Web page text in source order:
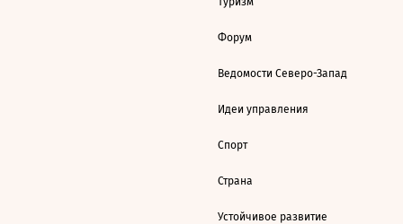
Форум
Ведомости Северо-Запад
Идеи управления
Спорт
Страна
Устойчивое развитие